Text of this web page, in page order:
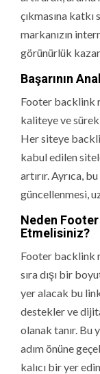
çıkmasına katkı
markanızın
görünürlük
Başarının
Footer backlink
kaliteye ve
Her siteye
kabul edilen
artırır. Ayrıca,
güncellenmesi,
Neden
Etmelisiniz?
Footer backlink
sıra dışı bir
yer alacak bu
destekler ve
olanak tanır.
adım önüne
kalıcı bir yer